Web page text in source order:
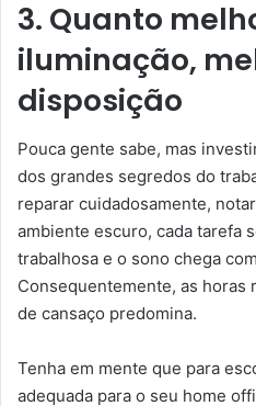
3. Quanto
iluminação,
disposição
Pouca gente sabe, mas
dos grandes segredos do
reparar cuidadosamente,
ambiente escuro, cada tarefa
trabalhosa e o sono chega
Consequentemente, as horas
de cansaço predomina.
Tenha em mente que para
adequada para o seu home